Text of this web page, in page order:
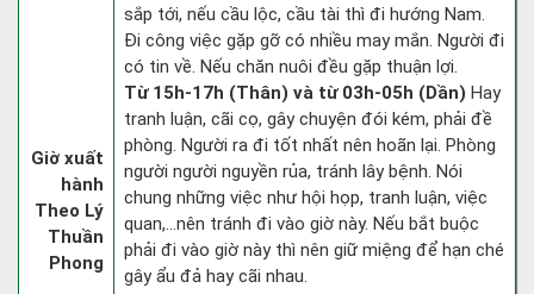
Giờ xuất
hành
Theo Lý
Thuần
Phong
sắp tới, nếu cầu lộc, cầu tài thì đi hướng Nam.
Đi công việc gặp gỡ có nhiều may mắn. Người đi
có tin về. Nếu chăn nuôi đều gặp thuận lợi.
Từ 15h-17h (Thân) và từ 03h-05h (Dần) Hay
tranh luận, cãi cọ, gây chuyện đói kém, phải đề
phòng. Người ra đi tốt nhất nên hoãn lại. Phòng
người người nguyền rủa, tránh lây bệnh. Nói
chung những việc như hội họp, tranh luận, việc
quan,…nên tránh đi vào giờ này. Nếu bắt buộc
phải đi vào giờ này thì nên giữ miệng để hạn ché
gây ẩu đả hay cãi nhau.